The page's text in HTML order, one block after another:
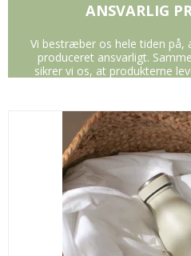
ANSVARLIG
Vi bestræber os hele tiden på,
produceret ansvarligt.
sikrer vi os, at produkterne